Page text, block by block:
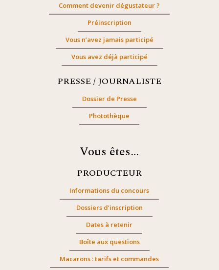
Comment devenir dégustateur ?
Préinscription
Vous n’avez jamais participé
Vous avez déjà participé
PRESSE / JOURNALISTE
Dossier de Presse
Photothèque
Vous êtes…
PRODUCTEUR
Informations du concours
Dossiers d’inscription
Dates à retenir
Boîte aux questions
Macarons : tarifs et commandes